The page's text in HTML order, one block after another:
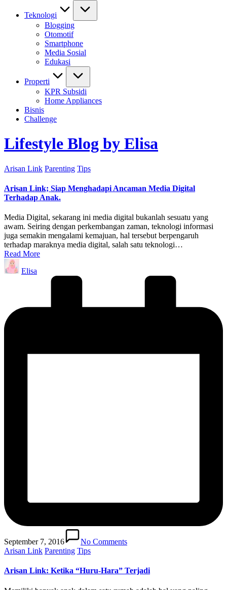
Teknologi
Blogging
Otomotif
Smartphone
Media Sosial
Edukasi
Properti
KPR Subsidi
Home Appliances
Bisnis
Challenge
Lifestyle Blog by Elisa
Posted
Arisan Link Parenting Tips
Arisan Link; Siap Menghadapi Ancaman Media Digital
Terhadap Anak.
Media Digital, sekarang ini media digital bukanlah sesuatu yang
awam. Seiring dengan perkembangan zaman, teknologi informasi
juga semakin mengalami kemajuan, hal tersebut berpengaruh
terhadap maraknya media digital, salah satu teknologi…
Read More
Posted
by
Elisa
September 7, 2016
No Comments
Posted
Arisan Link Parenting Tips
Arisan Link: Ketika “Huru-Hara” Terjadi